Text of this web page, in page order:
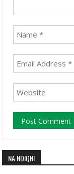
NA NDIQNI